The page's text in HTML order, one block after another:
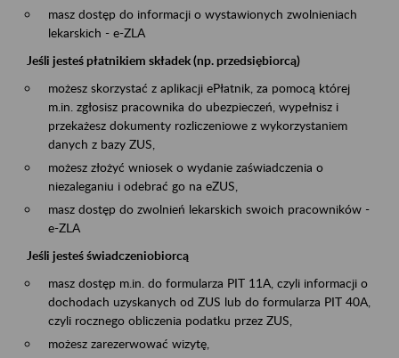
masz dostęp do informacji o wystawionych zwolnieniach
lekarskich - e-ZLA
Jeśli jesteś płatnikiem składek (np. przedsiębiorcą)
możesz skorzystać z aplikacji ePłatnik, za pomocą której
m.in. zgłosisz pracownika do ubezpieczeń, wypełnisz i
przekażesz dokumenty rozliczeniowe z wykorzystaniem
danych z bazy ZUS,
możesz złożyć wniosek o wydanie zaświadczenia o
niezaleganiu i odebrać go na eZUS,
masz dostęp do zwolnień lekarskich swoich pracowników -
e-ZLA
Jeśli jesteś świadczeniobiorcą
masz dostęp m.in. do formularza PIT 11A, czyli informacji o
dochodach uzyskanych od ZUS lub do formularza PIT 40A,
czyli rocznego obliczenia podatku przez ZUS,
możesz zarezerwować wizytę,